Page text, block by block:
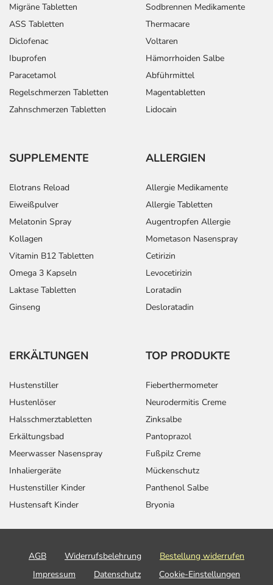
Migräne Tabletten
ASS Tabletten
Diclofenac
Ibuprofen
Paracetamol
Regelschmerzen Tabletten
Zahnschmerzen Tabletten
Sodbrennen Medikamente
Thermacare
Voltaren
Hämorrhoiden Salbe
Abführmittel
Magentabletten
Lidocain
SUPPLEMENTE
Elotrans Reload
Eiweißpulver
Melatonin Spray
Kollagen
Vitamin B12 Tabletten
Omega 3 Kapseln
Laktase Tabletten
Ginseng
ALLERGIEN
Allergie Medikamente
Allergie Tabletten
Augentropfen Allergie
Mometason Nasenspray
Cetirizin
Levocetirizin
Loratadin
Desloratadin
ERKÄLTUNGEN
Hustenstiller
Hustenlöser
Halsschmerztabletten
Erkältungsbad
Meerwasser Nasenspray
Inhaliergeräte
Hustenstiller Kinder
Hustensaft Kinder
TOP PRODUKTE
Fieberthermometer
Neurodermitis Creme
Zinksalbe
Pantoprazol
Fußpilz Creme
Mückenschutz
Panthenol Salbe
Bryonia
AGB Widerrufsbelehrung
Bestellung widerrufen
Impressum
Datenschutz
Cookie-Einstellungen